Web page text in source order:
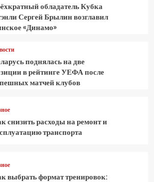
обладатель Кубка
Сергей Брылин возглавил
«Динамо»
поднялась на две
в рейтинге УЕФА после
матчей клубов
снизить расходы на ремонт и
транспорта
выбрать формат тренировок: